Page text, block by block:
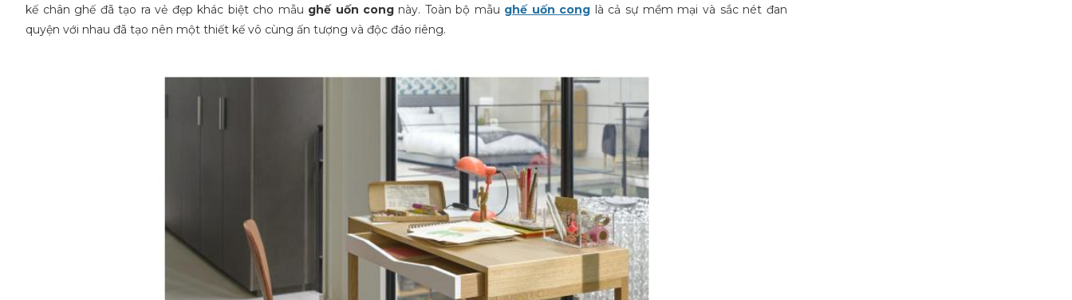
kế chân ghế đã tạo ra vẻ đẹp khác biệt cho mẫu ghế uốn cong này. Toàn bộ mẫu ghế uốn cong là cả sự mềm mại và sắc nét đan
quyện với nhau đã tạo nên một thiết kế vô cùng ấn tượng và độc đáo riêng.